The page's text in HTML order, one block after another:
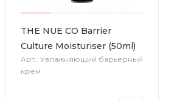
THE NUE CO Barrier
Culture Moisturiser (50ml)
Арт.: Увлажняющий барьерный
крем